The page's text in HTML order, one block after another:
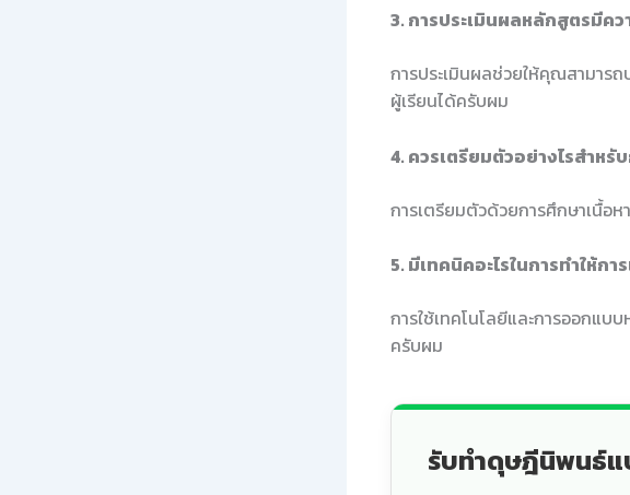
3. การประเมินผลหลักสูตรมีค
การประเมินผลช่วยให้คุณสามาร
ผู้เรียนได้ครับผม
4. ควรเตรียมตัวอย่างไรสำห
การเตรียมตัวด้วยการศึกษาเนื้อ
5. มีเทคนิคอะไรในการทำให้ก
การใช้เทคโนโลยีและการออกแ
ครับผม
รับทำดุษฎีนิพนธ์